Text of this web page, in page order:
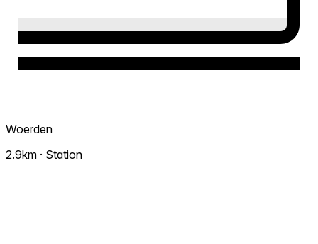
Woerden
2.9km · Station